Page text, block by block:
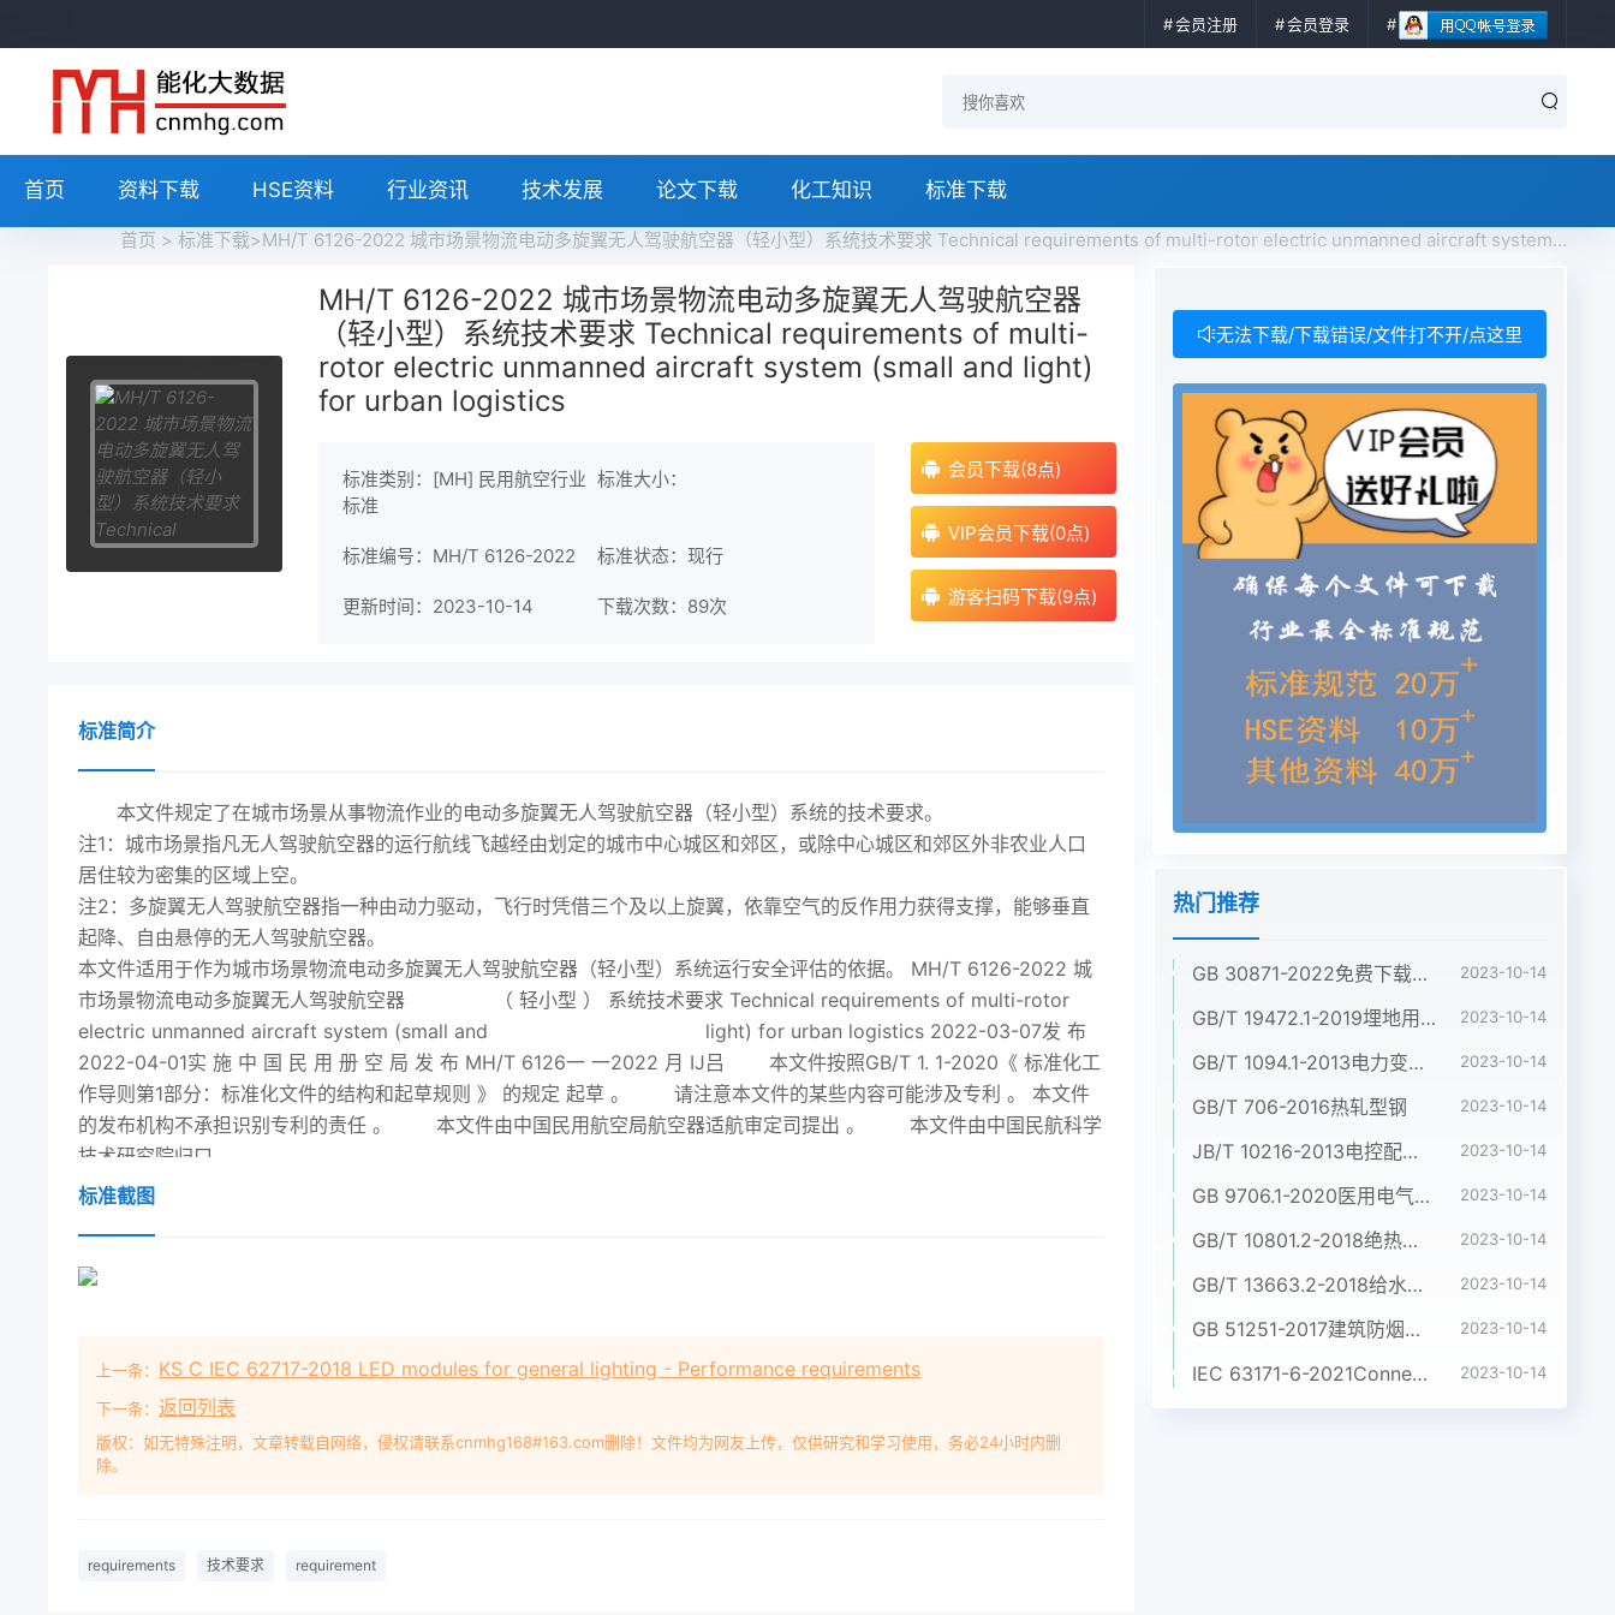
会员注册 会员登录
首页 资料下载 HSE资料 行业资讯 技术发展 论文下载 化工知识 标准下载
首页 > 标准下载>MH/T 6126-2022 城市场景物流电动多旋翼无人驾驶航空器（轻小型）系统技术要求 Technical requirements of multi-rotor electric unmanned aircraft system (small and light) for urban logistics免费下载
MH/T 6126-2022 城市场景物流电动多旋翼无人驾驶航空器
（轻小型）系统技术要求 Technical requirements of multi-
rotor electric unmanned aircraft system (small and light)
for urban logistics
标准类别：[MH] 民用航空行业
标准
标准大小：
标准编号：MH/T 6126-2022 标准状态：现行
更新时间：2023-10-14 下载次数： 89次
会员下载(8点)
VIP会员下载(0点)
游客扫码下载(9点)
标准简介
本文件规定了在城市场景从事物流作业的电动多旋翼无人驾驶航空器（轻小型）系统的技术要求。
注1：城市场景指凡无人驾驶航空器的运行航线飞越经由划定的城市中心城区和郊区，或除中心城区和郊区外非农业人口
居住较为密集的区域上空。
注2：多旋翼无人驾驶航空器指一种由动力驱动，飞行时凭借三个及以上旋翼，依靠空气的反作用力获得支撑，能够垂直
起降、自由悬停的无人驾驶航空器。
本文件适用于作为城市场景物流电动多旋翼无人驾驶航空器（轻小型）系统运行安全评估的依据。 MH/T 6126-2022 城
市场景物流电动多旋翼无人驾驶航空器 （ 轻小型 ） 系统技术要求 Technical requirements of multi-rotor
electric unmanned aircraft system (small and light) for urban logistics 2022-03-07发 布
2022-04-01实 施 中 国 民 用 册 空 局 发 布 MH/T 6126一 一2022 月 IJ吕 本文件按照GB/T 1. 1-2020《 标准化工
作导则第1部分：标准化文件的结构和起草规则 》 的规定 起草 。 请注意本文件的某些内容可能涉及专利 。 本文件
的发布机构不承担识别专利的责任 。 本文件由中国民用航空局航空器适航审定司提出 。 本文件由中国民航科学
技术研究院归口
标准截图
上一条： KS C IEC 62717-2018 LED modules for general lighting - Performance requirements
下一条： 返回列表
版权：如无特殊注明，文章转载自网络，侵权请联系cnmhg168#163.com删除！文件均为网友上传，仅供研究和学习使用，务必24小时内删
除。
requirements 技术要求 requirement
无法下载/下载错误/文件打不开/点这里
热门推荐
GB 30871-2022免费下载危险化学品企业特殊作业安全规范 2023-10-14
GB/T 19472.1-2019埋地用聚乙烯(PE)结构壁管道系统 第1部分:聚乙烯双壁波纹管材 2023-10-14
GB/T 1094.1-2013电力变压器 第1部分:总则 2023-10-14
GB/T 706-2016热轧型钢 2023-10-14
JB/T 10216-2013电控配电用电缆桥架 2023-10-14
GB 9706.1-2020医用电气设备 第1部分:基本安全和基本性能的通用要求 2023-10-14
GB/T 10801.2-2018绝热用挤塑聚苯乙烯泡沫塑料(XPS) 2023-10-14
GB/T 13663.2-2018给水用聚乙烯(PE)管道系统 第2部分:管材 2023-10-14
GB 51251-2017建筑防烟排烟系统技术标准 2023-10-14
IEC 63171-6-2021Connectors for electrical and electronic equipment - Part 6: Detail specification for 2-way and 4-way (data/power), shielded, free and fixed connectors for power and data transmission with frequencies up to 600 MHz 2023-10-14